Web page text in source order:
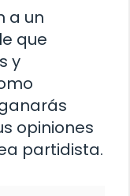
a un
que
y
opiniones
partidista.